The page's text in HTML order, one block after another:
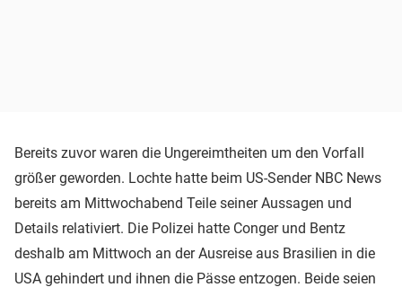
Bereits zuvor waren die Ungereimtheiten um den Vorfall
größer geworden. Lochte hatte beim US-Sender NBC News
bereits am Mittwochabend Teile seiner Aussagen und
Details relativiert. Die Polizei hatte Conger und Bentz
deshalb am Mittwoch an der Ausreise aus Brasilien in die
USA gehindert und ihnen die Pässe entzogen. Beide seien